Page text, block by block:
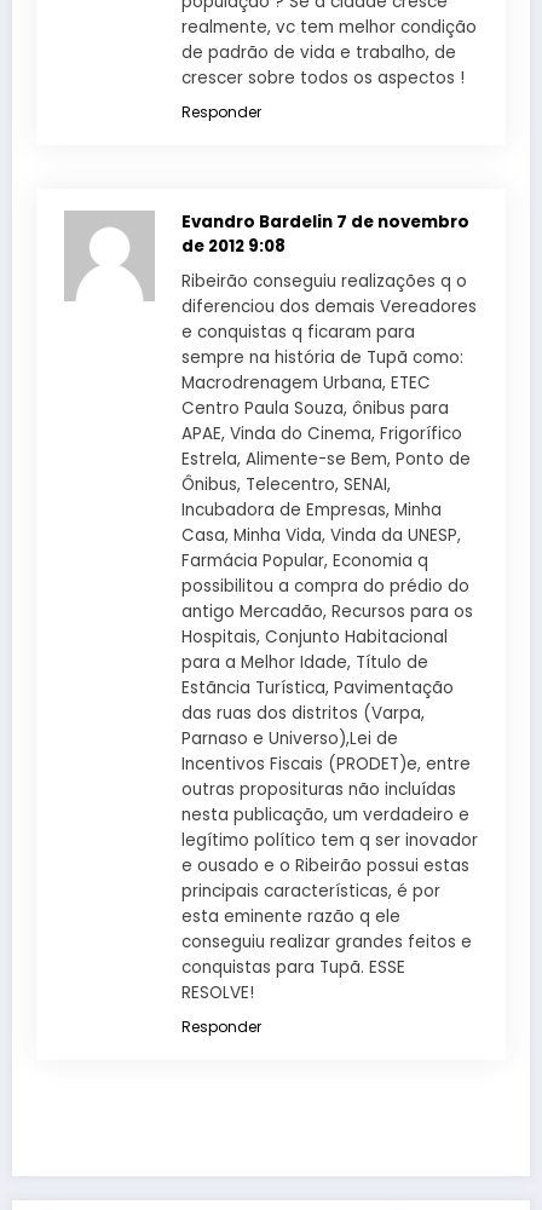
realmente, vc tem melhor condição
de padrão de vida e trabalho, de
crescer sobre todos os aspectos !
Responder
Evandro Bardelin 7 de novembro
de 2012 9:08
Ribeirão conseguiu realizações q o
diferenciou dos demais Vereadores
e conquistas q ficaram para
sempre na história de Tupã como:
Macrodrenagem Urbana, ETEC
Centro Paula Souza, ônibus para
APAE, Vinda do Cinema, Frigorífico
Estrela, Alimente-se Bem, Ponto de
Ônibus, Telecentro, SENAI,
Incubadora de Empresas, Minha
Casa, Minha Vida, Vinda da UNESP,
Farmácia Popular, Economia q
possibilitou a compra do prédio do
antigo Mercadão, Recursos para os
Hospitais, Conjunto Habitacional
para a Melhor Idade, Título de
Estãncia Turística, Pavimentação
das ruas dos distritos (Varpa,
Parnaso e Universo),Lei de
Incentivos Fiscais (PRODET)e, entre
outras proposituras não incluídas
nesta publicação, um verdadeiro e
legítimo político tem q ser inovador
e ousado e o Ribeirão possui estas
principais características, é por
esta eminente razão q ele
conseguiu realizar grandes feitos e
conquistas para Tupã. ESSE
RESOLVE!
Responder